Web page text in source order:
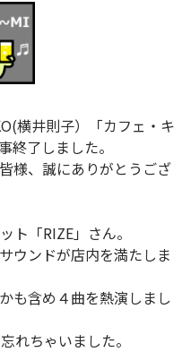
横井則子）「カフェ・キ
終了しました。
様、誠にありがとうござ
ト「RIZE」さん。
ウンドが店内を満たしま
も含め４曲を熱演しまし
れちゃいました。